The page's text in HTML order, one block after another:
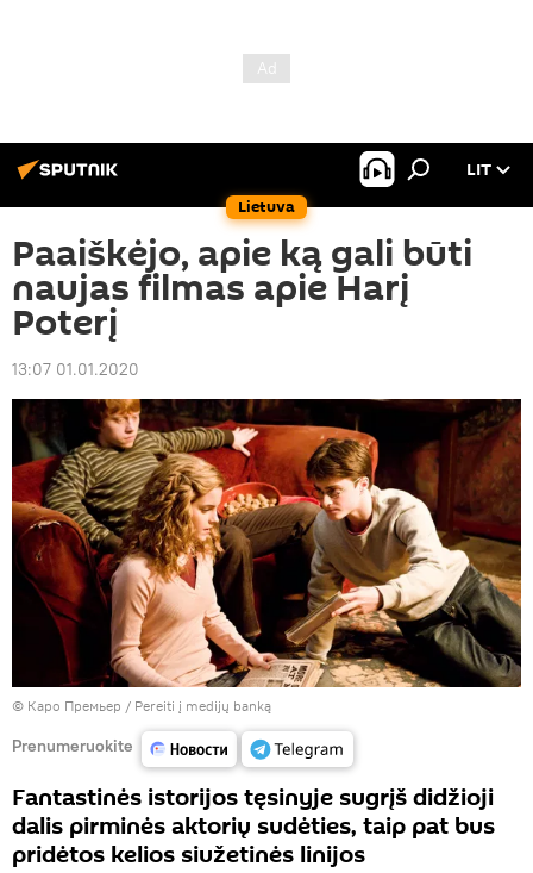
Lietuva
LIT
Paaiškėjo, apie ką gali būti
naujas filmas apie Harį
Poterį
13:07 01.01.2020
© Каро Премьер / Pereiti į medijų banką
Prenumeruokite
Fantastinės istorijos tęsinyje sugrįš didžioji
dalis pirminės aktorių sudėties, taip pat bus
pridėtos kelios siužetinės linijos